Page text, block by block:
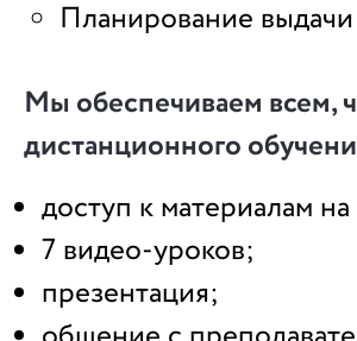
Планирование
Мы обеспечиваем всем,
дистанционного
доступ к материалам
7 видео-уроков;
презентация;